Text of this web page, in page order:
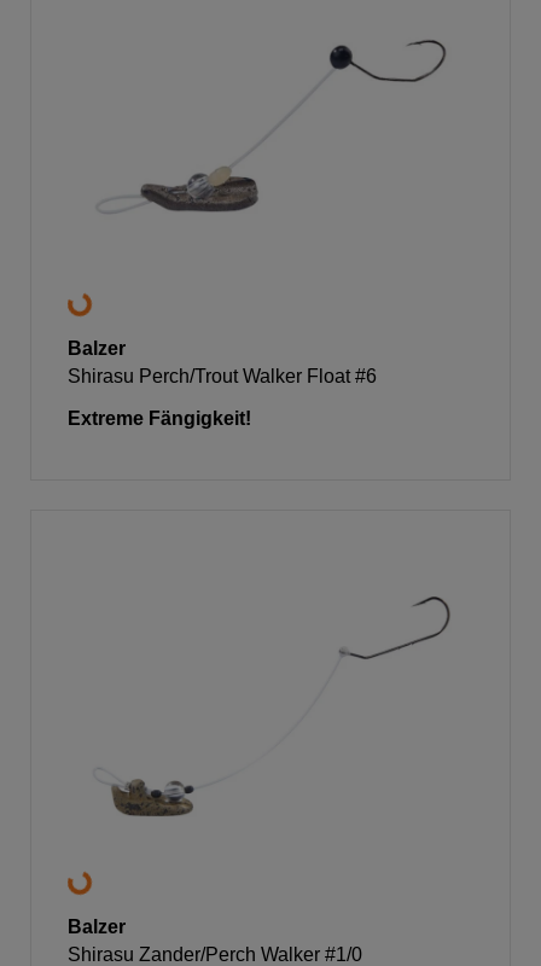
Balzer
Shirasu Perch/Trout Walker Float #6
Extreme Fängigkeit!
Balzer
Shirasu Zander/Perch Walker #1/0